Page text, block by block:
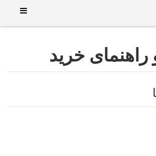
راهنمای خرید